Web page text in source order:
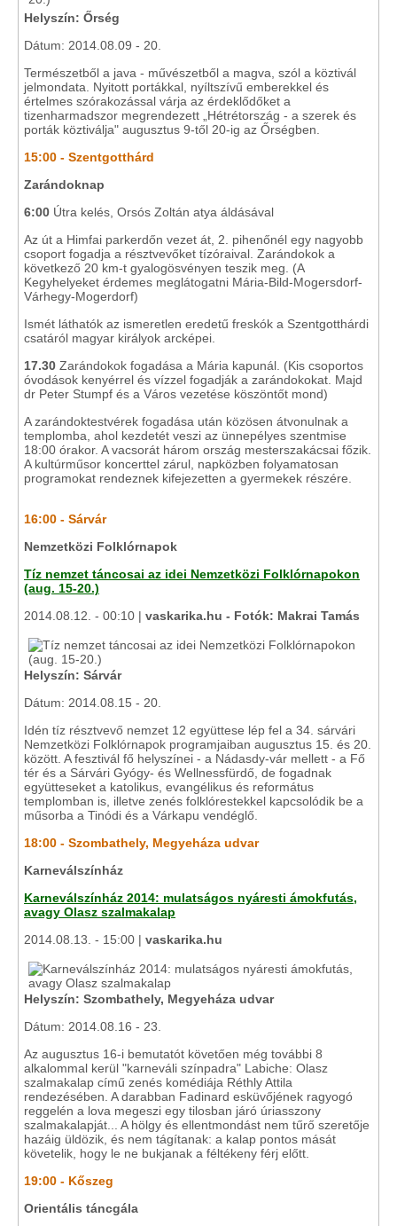
Helyszín: Őrség
Dátum: 2014.08.09 - 20.
Természetből a java - művészetből a magva, szól a köztivál
jelmondata. Nyitott portákkal, nyíltszívű emberekkel és
értelmes szórakozással várja az érdeklődőket a
tizenharmadszor megrendezett „Hétrétország - a szerek és
porták köztiválja" augusztus 9-től 20-ig az Őrségben.
15:00 - Szentgotthárd
Zarándoknap
6:00 Útra kelés, Orsós Zoltán atya áldásával
Az út a Himfai parkerdőn vezet át, 2. pihenőnél egy nagyobb
csoport fogadja a résztvevőket tízóraival. Zarándokok a
következő 20 km-t gyalogösvényen teszik meg. (A
Kegyhelyeket érdemes meglátogatni Mária-Bild-Mogersdorf-
Várhegy-Mogerdorf)
Ismét láthatók az ismeretlen eredetű freskók a Szentgotthárdi
csatáról magyar királyok arcképei.
17.30 Zarándokok fogadása a Mária kapunál. (Kis csoportos
óvodások kenyérrel és vízzel fogadják a zarándokokat. Majd
dr Peter Stumpf és a Város vezetése köszöntőt mond)
A zarándoktestvérek fogadása után közösen átvonulnak a
templomba, ahol kezdetét veszi az ünnepélyes szentmise
18:00 órakor. A vacsorát három ország mesterszakácsai főzik.
A kultúrműsor koncerttel zárul, napközben folyamatosan
programokat rendeznek kifejezetten a gyermekek részére.
16:00 - Sárvár
Nemzetközi Folklórnapok
Tíz nemzet táncosai az idei Nemzetközi Folklórnapokon
(aug. 15-20.)
2014.08.12. - 00:10 | vaskarika.hu - Fotók: Makrai Tamás
Helyszín: Sárvár
Dátum: 2014.08.15 - 20.
Idén tíz résztvevő nemzet 12 együttese lép fel a 34. sárvári
Nemzetközi Folklórnapok programjaiban augusztus 15. és 20.
között. A fesztivál fő helyszínei - a Nádasdy-vár mellett - a Fő
tér és a Sárvári Gyógy- és Wellnessfürdő, de fogadnak
együtteseket a katolikus, evangélikus és református
templomban is, illetve zenés folklórestekkel kapcsolódik be a
műsorba a Tinódi és a Várkapu vendéglő.
18:00 - Szombathely, Megyeháza udvar
Karneválszínház
Karneválszínház 2014: mulatságos nyáresti ámokfutás,
avagy Olasz szalmakalap
2014.08.13. - 15:00 | vaskarika.hu
Helyszín: Szombathely, Megyeháza udvar
Dátum: 2014.08.16 - 23.
Az augusztus 16-i bemutatót követően még további 8
alkalommal kerül "karneváli színpadra" Labiche: Olasz
szalmakalap című zenés komédiája Réthly Attila
rendezésében. A darabban Fadinard esküvőjének ragyogó
reggelén a lova megeszi egy tilosban járó úriasszony
szalmakalapját... A hölgy és ellentmondást nem tűrő szeretője
hazáig üldözik, és nem tágítanak: a kalap pontos mását
követelik, hogy le ne bukjanak a féltékeny férj előtt.
19:00 - Kőszeg
Orientális táncgála